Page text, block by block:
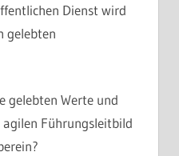
Dienst wird
gelebten
gelebten Werte und
Führungsleitbild